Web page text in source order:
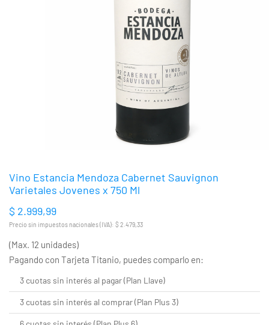
Vino Estancia Mendoza Cabernet Sauvignon
Varietales Jovenes x 750 Ml
$ 2.999,99
Precio sin impuestos nacionales (IVA): $ 2.479,33
(Max. 12 unidades)
Pagando con Tarjeta Titanio, puedes comparlo en:
3 cuotas sin interés al pagar (Plan Llave)
3 cuotas sin interés al comprar (Plan Plus 3)